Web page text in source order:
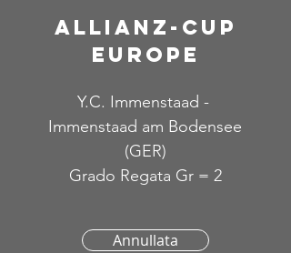
allianz-cup
europe
Y.C. Immenstaad -
Immenstaad am Bodensee
(GER)
Grado Regata Gr = 2
Annullata